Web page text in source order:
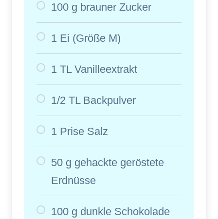
100 g brauner Zucker
1 Ei (Größe M)
1 TL Vanilleextrakt
1/2 TL Backpulver
1 Prise Salz
50 g gehackte geröstete
Erdnüsse
100 g dunkle Schokolade